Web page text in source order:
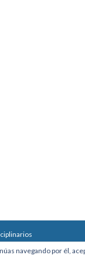
Edificio Arcadia,
73027636
navegando por él,